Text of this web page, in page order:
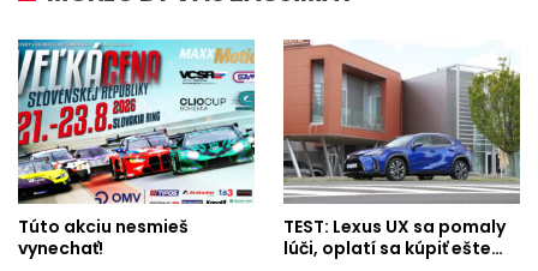
Túto akciu nesmieš
vynechať!
TEST: Lexus UX sa pomaly
lúči, oplatí sa kúpiť ešte…